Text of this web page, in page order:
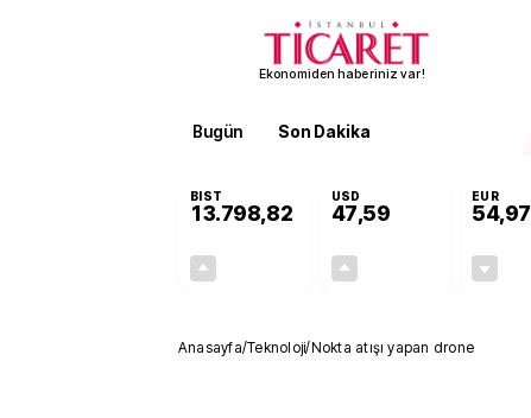
Ekonomiden haberiniz var!
Bugün Son Dakika
BIST
13.798,82
USD
47,59
EUR
54,97
Anasayfa/Teknoloji/Nokta atışı yapan drone